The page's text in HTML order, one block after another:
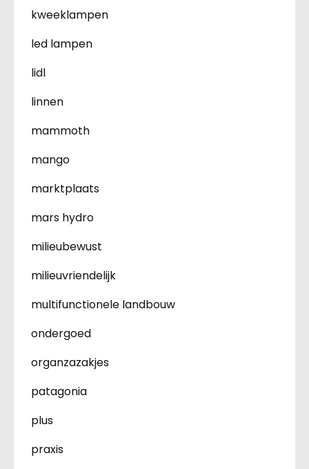
kweeklampen
led lampen
lidl
linnen
mammoth
mango
marktplaats
mars hydro
milieubewust
milieuvriendelijk
multifunctionele landbouw
ondergoed
organzazakjes
patagonia
plus
praxis